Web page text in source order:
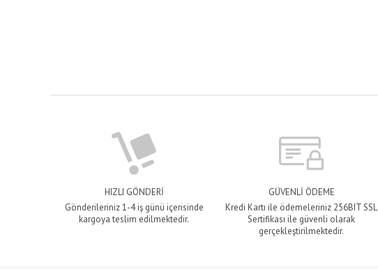
HIZLI GÖNDERİ
Gönderileriniz 1-4 iş günü içerisinde
kargoya teslim edilmektedir.
GÜVENLİ ÖDEME
Kredi Kartı ile ödemeleriniz 256BIT SSL
Sertifikası ile güvenli olarak
gerçekleştirilmektedir.